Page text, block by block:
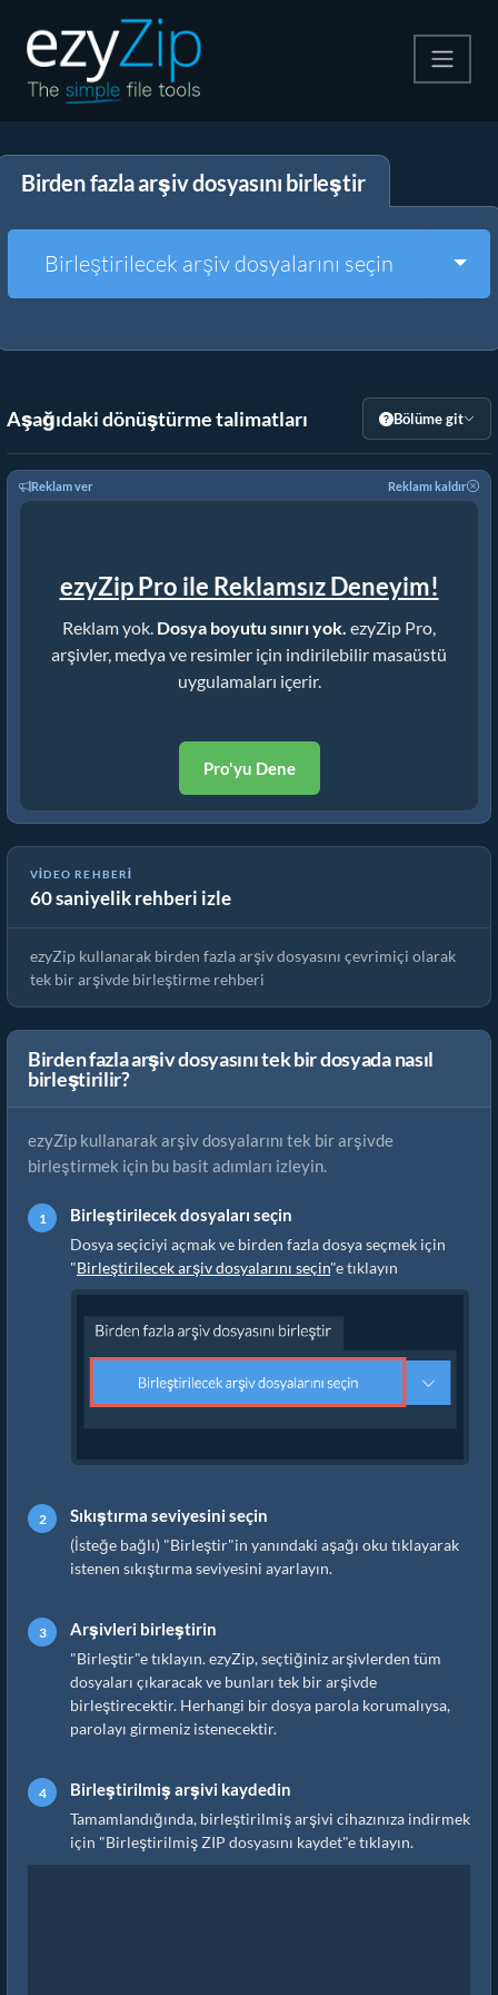
Çıkart
Diğer Araçlar
Birden fazla arşiv dosyasını birleştir
Birleştirilecek arşiv dosyalarını seçin
Aşağıdaki dönüştürme talimatları Bölüme git
Reklam ver Reklamı kaldır
ezyZip Pro ile Reklamsız Deneyim!
Reklam yok. Dosya boyutu sınırı yok. ezyZip Pro,
arşivler, medya ve resimler için indirilebilir masaüstü
uygulamaları içerir.
Pro'yu Dene
VIDEO REHBERI
60 saniyelik rehberi izle
🗂️ Birden Çok Arşiv Dosyasını Çevrimiçi Olarak Birleştirin –
Ücretsiz ve Kolay!
ezyZip kullanarak birden fazla arşiv dosyasını çevrimiçi olarak
tek bir arşivde birleştirme rehberi
Birden fazla arşiv dosyasını tek bir dosyada nasıl
birleştirilir?
ezyZip kullanarak arşiv dosyalarını tek bir arşivde
birleştirmek için bu basit adımları izleyin.
Birleştirilecek dosyaları seçin
Dosya seçiciyi açmak ve birden fazla dosya seçmek için
"Birleştirilecek arşiv dosyalarını seçin"e tıklayın
Sıkıştırma seviyesini seçin
(İsteğe bağlı) "Birleştir"in yanındaki aşağı oku tıklayarak
istenen sıkıştırma seviyesini ayarlayın.
Arşivleri birleştirin
"Birleştir"e tıklayın. ezyZip, seçtiğiniz arşivlerden tüm
dosyaları çıkaracak ve bunları tek bir arşivde
birleştirecektir. Herhangi bir dosya parola korumalıysa,
parolayı girmeniz istenecektir.
Birleştirilmiş arşivi kaydedin
Tamamlandığında, birleştirilmiş arşivi cihazınıza indirmek
için "Birleştirilmiş ZIP dosyasını kaydet"e tıklayın.